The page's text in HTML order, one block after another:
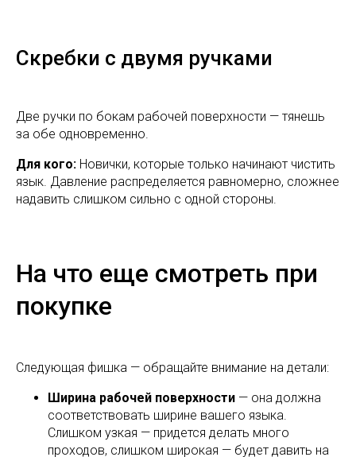
Скребки с двумя ручками
Две ручки по бокам рабочей поверхности — тянешь
за обе одновременно.
Для кого: Новички, которые только начинают чистить
язык. Давление распределяется равномерно, сложнее
надавить слишком сильно с одной стороны.
На что еще смотреть при
покупке
Следующая фишка — обращайте внимание на детали:
Ширина рабочей поверхности — она должна
соответствовать ширине вашего языка.
Слишком узкая — придется делать много
проходов, слишком широкая — будет давить на